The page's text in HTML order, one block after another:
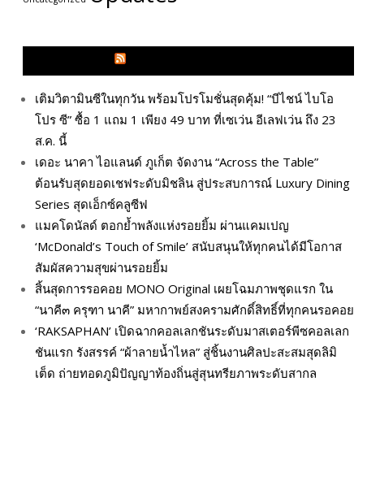
เติมวิตามินซีในทุกวัน พร้อมโปรโมชั่นสุดคุ้ม! “บีไชน์ ไบโอ
โปร ซี” ซื้อ 1 แถม 1 เพียง 49 บาท ที่เซเว่น อีเลฟเว่น ถึง 23
ส.ค. นี้
เดอะ นาคา ไอแลนด์ ภูเก็ต จัดงาน “Across the Table”
ต้อนรับสุดยอดเชฟระดับมิชลิน สู่ประสบการณ์ Luxury Dining
Series สุดเอ็กซ์คลูซีฟ
แมคโดนัลด์ ตอกย้ำพลังแห่งรอยยิ้ม ผ่านแคมเปญ
‘McDonald’s Touch of Smile’ สนับสนุนให้ทุกคนได้มีโอกาส
สัมผัสความสุขผ่านรอยยิ้ม
สิ้นสุดการรอคอย MONO Original เผยโฉมภาพชุดแรก ใน
“นาคี๓ ครุฑา นาคี” มหากาพย์สงครามศักดิ์สิทธิ์ที่ทุกคนรอคอย
‘RAKSAPHAN’ เปิดฉากคอลเลกชันระดับมาสเตอร์พีซคอลเลก
ชันแรก รังสรรค์ “ผ้าลายน้ำไหล” สู่ชิ้นงานศิลปะสะสมสุดลิมิ
เต็ด ถ่ายทอดภูมิปัญญาท้องถิ่นสู่สุนทรียภาพระดับสากล